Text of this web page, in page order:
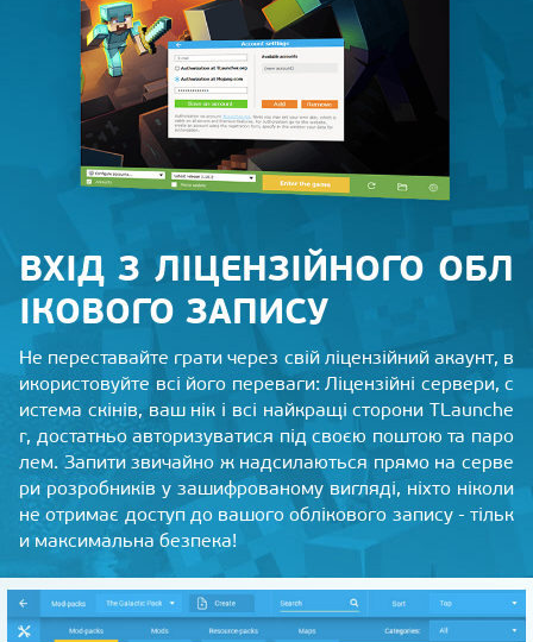
ВХІД З ЛІЦЕНЗІЙНОГО ОБЛ
ІКОВОГО ЗАПИСУ
Не переставайте грати через свій ліцензійний акаунт, в
икористовуйте всі його переваги: ​​Ліцензійні сервери, с
истема скінів, ваш нік і всі найкращі сторони TLaunche
r, достатньо авторизуватися під своєю поштою та паро
лем. Запити звичайно ж надсилаються прямо на серве
ри розробників у зашифрованому вигляді, ніхто ніколи
не отримає доступ до вашого облікового запису - тільк
и максимальна безпека!